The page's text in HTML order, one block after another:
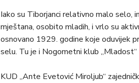
Iako su Tiborjanci relativno malo selo,
mještana, osobito mladih, i vrlo su
osnovano 1929. godine koje oduvijek
selu. Tu je i Nogometni klub
KUD „Ante Evetović Miroljub“